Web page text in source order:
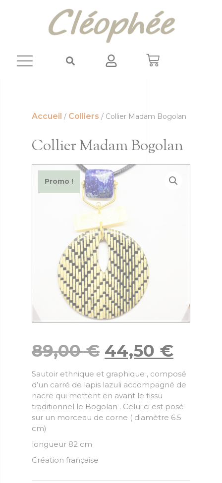
Accueil / Colliers / Collier Madam Bogolan
Collier Madam Bogolan
Promo !
89,00€ 44,50 €
Sautoir ethnique et graphique , composé
d’un carré de lapis lazuli accompagné de
nacre qui mettent en avant le tissu
traditionnel le Bogolan . Celui ci est posé
sur un morceau de corne ( diamètre 6.5
cm)
longueur 82 cm
Création française